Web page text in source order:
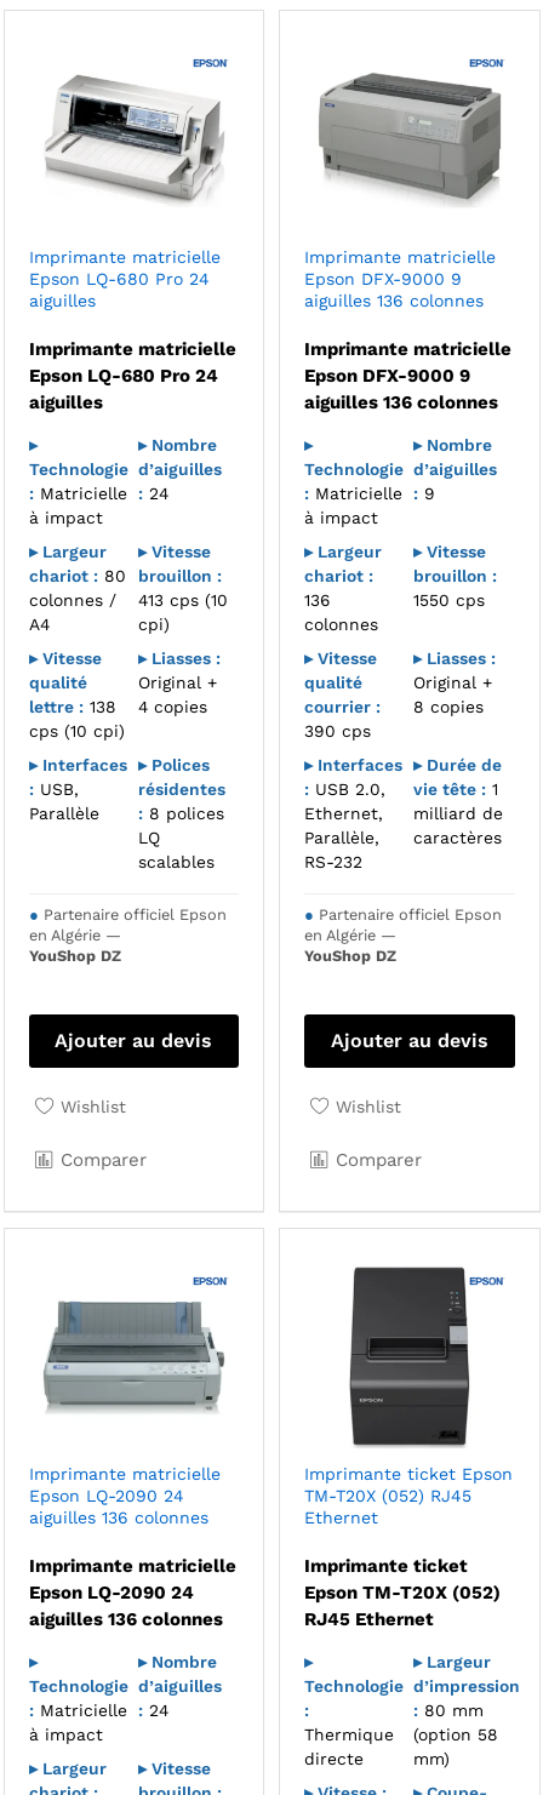
Imprimante matricielle
Epson LQ-680 Pro 24
aiguilles
Imprimante matricielle
Epson LQ-680 Pro 24
aiguilles
▸
Technologie
:Matricielle
à impact
▸ Nombre
d’aiguilles
:24
▸ Largeur
chariot :80
colonnes /
A4
▸ Vitesse
brouillon :
413 cps (10
cpi)
▸ Vitesse
qualité
lettre :138
cps (10 cpi)
▸ Liasses :
Original +
4 copies
▸ Interfaces
:USB,
Parallèle
▸ Polices
résidentes
:8 polices
LQ
scalables
● Partenaire officiel Epson
en Algérie —
YouShop DZ
Ajouter au devis
Wishlist
Comparer
Imprimante matricielle
Epson DFX-9000 9
aiguilles 136 colonnes
Imprimante matricielle
Epson DFX-9000 9
aiguilles 136 colonnes
▸
Technologie
: Matricielle
à impact
▸ Nombre
d’aiguilles
: 9
▸ Largeur
chariot :
136
colonnes
▸ Vitesse
brouillon :
1550 cps
▸ Vitesse
qualité
courrier :
390 cps
▸ Liasses :
Original +
8 copies
▸ Interfaces
: USB 2.0,
Ethernet,
Parallèle,
RS-232
▸ Durée de
vie tête : 1
milliard de
caractères
● Partenaire officiel Epson
en Algérie —
YouShop DZ
Ajouter au devis
Wishlist
Comparer
Imprimante matricielle
Epson LQ-2090 24
aiguilles 136 colonnes
Imprimante matricielle
Epson LQ-2090 24
aiguilles 136 colonnes
▸
Technologie
:Matricielle
à impact
▸ Nombre
d’aiguilles
:24
▸ Largeur
▸ Vitesse
Imprimante ticket Epson
TM-T20X (052) RJ45
Ethernet
Imprimante ticket
Epson TM-T20X (052)
RJ45 Ethernet
▸
Technologie
:
Thermique
directe
▸ Largeur
d’impression
: 80 mm
(option 58
mm)